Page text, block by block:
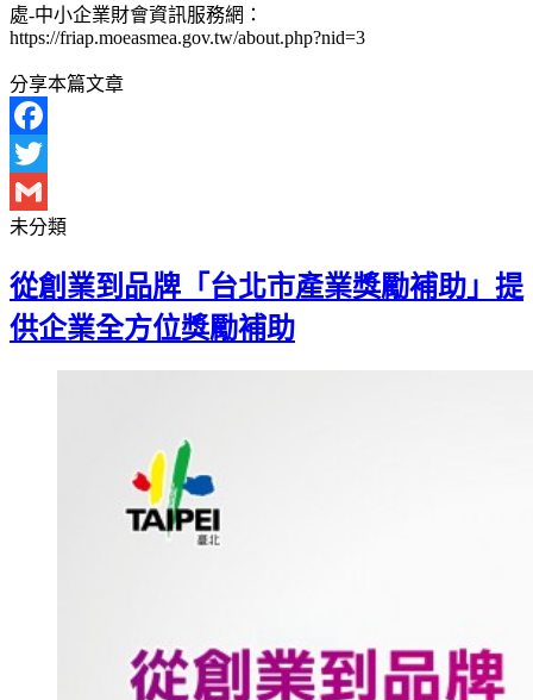
處-中小企業財會資訊服務網：
https://friap.moeasmea.gov.tw/about.php?nid=3
分享本篇文章
Facebook
Twitter
Gmail
未分類
從創業到品牌「台北市產業獎勵補助」提
供企業全方位獎勵補助